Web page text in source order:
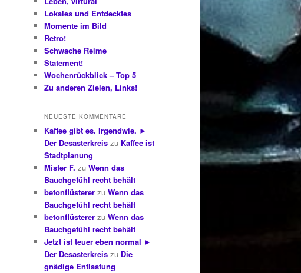
Lokales und Entdecktes
Momente im Bild
Retro!
Schwache Reime
Statement!
Wochenrückblick – Top 5
Zu anderen Zielen, Links!
NEUESTE KOMMENTARE
Kaffee gibt es. Irgendwie. ►
Der Desasterkreis zu Kaffee ist
Stadtplanung
Mister F. zu Wenn das
Bauchgefühl recht behält
betonflüsterer zu Wenn das
Bauchgefühl recht behält
betonflüsterer zu Wenn das
Bauchgefühl recht behält
Jetzt ist teuer eben normal ►
Der Desasterkreis zu Die
gnädige Entlastung